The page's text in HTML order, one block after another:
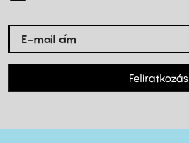
Feliratkozás